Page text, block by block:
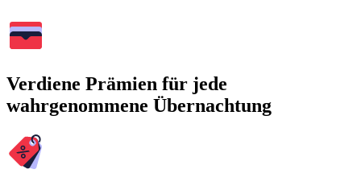
Verdiene Prämien für jede
wahrgenommene Übernachtung